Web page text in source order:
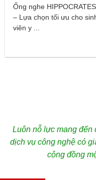
Ống nghe HIPPOCRATES
– Lựa chọn tối ưu cho
viên y ...
Luôn nỗ lực mang đến
dịch vụ công nghệ có
cộng đồng